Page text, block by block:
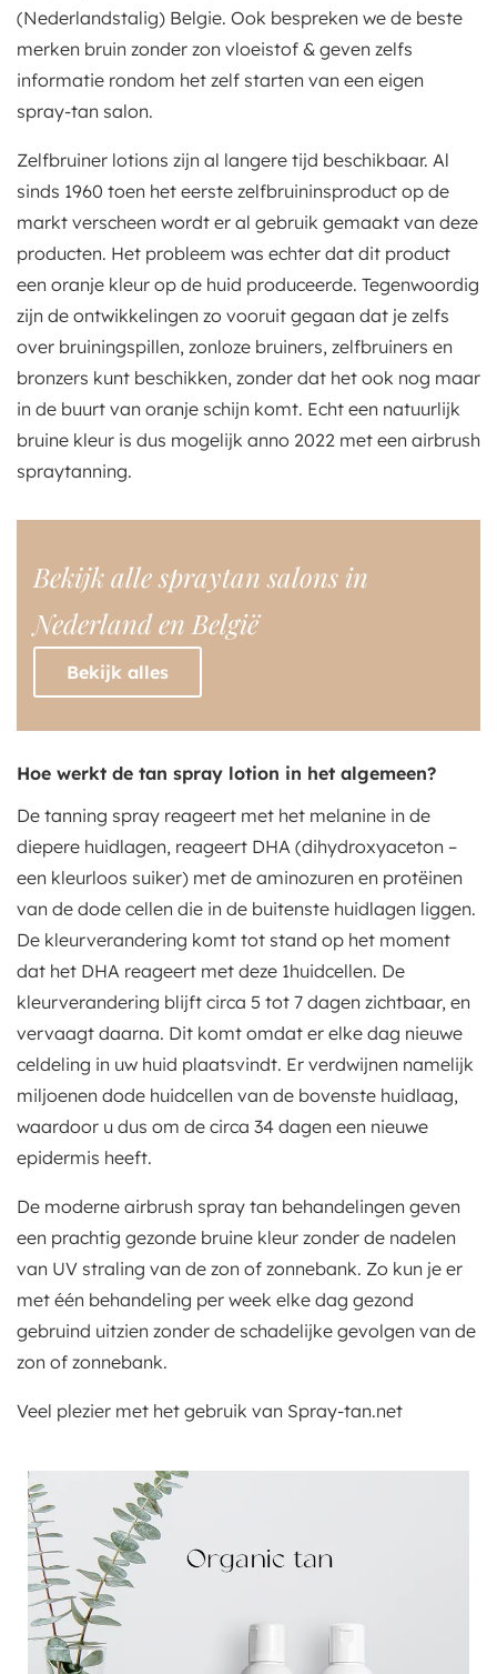
(Nederlandstalig) Belgie. Ook bespreken we de beste
merken bruin zonder zon vloeistof & geven zelfs
informatie rondom het zelf starten van een eigen
spray-tan salon.
Zelfbruiner lotions zijn al langere tijd beschikbaar. Al
sinds 1960 toen het eerste zelfbruininsproduct op de
markt verscheen wordt er al gebruik gemaakt van deze
producten. Het probleem was echter dat dit product
een oranje kleur op de huid produceerde. Tegenwoordig
zijn de ontwikkelingen zo vooruit gegaan dat je zelfs
over bruiningspillen, zonloze bruiners, zelfbruiners en
bronzers kunt beschikken, zonder dat het ook nog maar
in de buurt van oranje schijn komt. Echt een natuurlijk
bruine kleur is dus mogelijk anno 2022 met een airbrush
spraytanning.
Bekijk alle spraytan salons in
Nederland en België
Bekijk alles
Hoe werkt de tan spray lotion in het algemeen?
De tanning spray reageert met het melanine in de
diepere huidlagen, reageert DHA (dihydroxyaceton –
een kleurloos suiker) met de aminozuren en protëinen
van de dode cellen die in de buitenste huidlagen liggen.
De kleurverandering komt tot stand op het moment
dat het DHA reageert met deze 1huidcellen. De
kleurverandering blijft circa 5 tot 7 dagen zichtbaar, en
vervaagt daarna. Dit komt omdat er elke dag nieuwe
celdeling in uw huid plaatsvindt. Er verdwijnen namelijk
miljoenen dode huidcellen van de bovenste huidlaag,
waardoor u dus om de circa 34 dagen een nieuwe
epidermis heeft.
De moderne airbrush spray tan behandelingen geven
een prachtig gezonde bruine kleur zonder de nadelen
van UV straling van de zon of zonnebank. Zo kun je er
met één behandeling per week elke dag gezond
gebruind uitzien zonder de schadelijke gevolgen van de
zon of zonnebank.
Veel plezier met het gebruik van Spray-tan.net